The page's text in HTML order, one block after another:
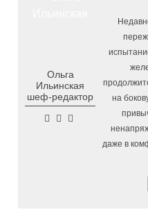
Вологде стала
«есенинской» душой
Почти
пострадали от клещей в
области с начала сезона
5.08.2026 16:02
Георгий
создаем новую
на Белозерском шоссе в
превратили в
Ольга
Ильинская
шеф-редактор
на
даже в